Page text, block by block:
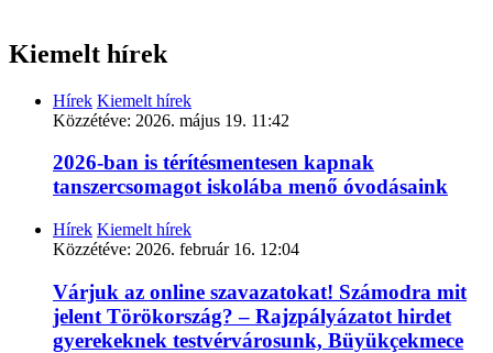
Kiemelt hírek
Hírek Kiemelt hírek
Közzétéve: 2026. május 19. 11:42
2026-ban is térítésmentesen kapnak
tanszercsomagot iskolába menő óvodásaink
Hírek Kiemelt hírek
Közzétéve: 2026. február 16. 12:04
Várjuk az online szavazatokat! Számodra mit
jelent Törökország? – Rajzpályázatot hirdet
gyerekeknek testvérvárosunk, Büyükçekmece